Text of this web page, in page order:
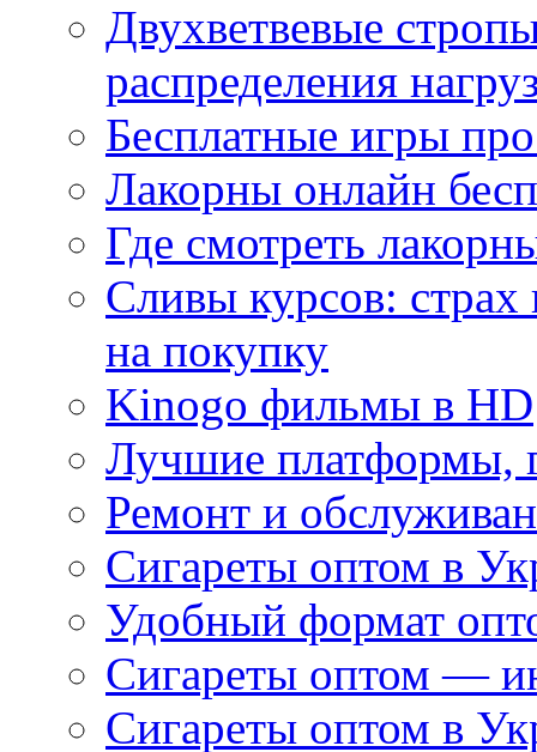
Двухветвевые
распределения
Бесплатные игры
Лакорны онлайн
Где смотреть
Сливы курсов:
на покупку
Kinogo фильмы в HD
Лучшие платформы,
Ремонт и
Сигареты оптом в
Удобный формат
Сигареты оптом —
Сигареты оптом в